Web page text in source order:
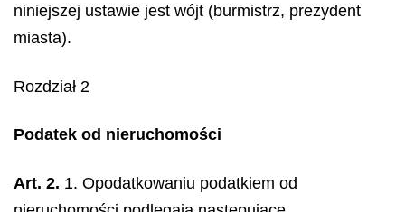
niniejszej ustawie jest wójt (burmistrz, prezydent
miasta).
Rozdział 2
Podatek od nieruchomości
Art. 2. 1. Opodatkowaniu podatkiem od